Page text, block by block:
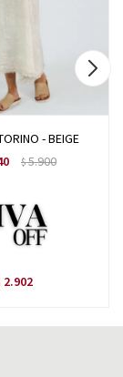
- BEIGE
$5.900
2.902